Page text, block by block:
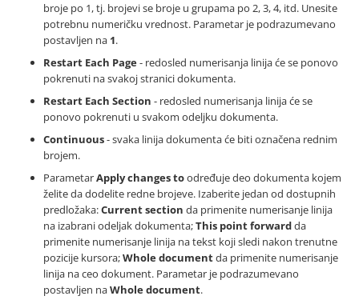
broje po 1, tj. brojevi se broje u grupama po 2, 3, 4, itd. Unesite
potrebnu numeričku vrednost. Parametar je podrazumevano
postavljen na 1.
Restart Each Page- redosled numerisanja linija će se ponovo
pokrenuti na svakoj stranici dokumenta.
Restart Each Section - redosled numerisanja linija će se
ponovo pokrenuti u svakom odeljku dokumenta.
Continuous- svaka linija dokumenta će biti označena rednim
brojem.
ParametarApply changes toodređuje deo dokumenta kojem
želite da dodelite redne brojeve. Izaberite jedan od dostupnih
predložaka:Current section da primenite numerisanje linija
na izabrani odeljak dokumenta;This point forwardda
primenite numerisanje linija na tekst koji sledi nakon trenutne
pozicije kursora;Whole documentda primenite numerisanje
linija na ceo dokument. Parametar je podrazumevano
postavljen naWhole document.